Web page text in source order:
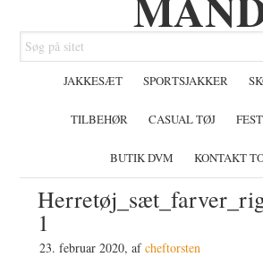
Søg
på
JAKKESÆT SPORTSJAKKER
TILBEHØR CASUAL TØJ
BUTIK DVM KONTAKT
1
23. februar 2020, afcheftorsten